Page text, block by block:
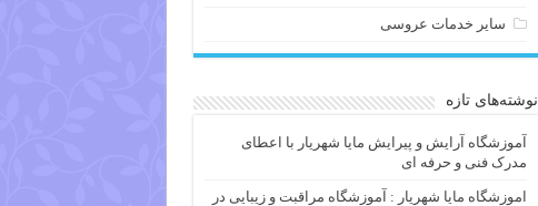
سایر خدمات عروسی
نوشته‌های تازه
آموزشگاه آرایش و پیرایش مایا شهریار با اعطای
مدرک فنی و حرفه ای
اموزشگاه مایا شهریار : آموزشگاه مراقبت و زیبایی در